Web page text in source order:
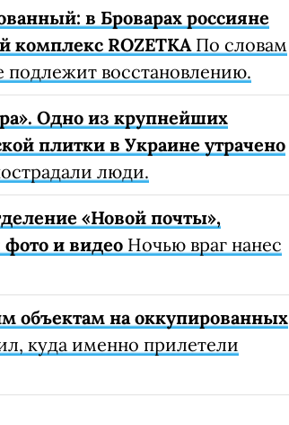
в Броварах россияне
ROZETKAПо словам
восстановлению.
Одно из крупнейших
плитки в Украине утрачено
люди.
«Новой почты»,
и видео Ночью враг нанес
объектам на оккупированных
куда именно прилетели